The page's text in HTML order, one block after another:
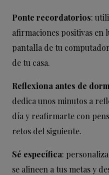
Ponte recordatorios:
afirmaciones positivas en
pantalla de tu
de tu casa.
Reflexiona antes de
dedica unos minutos a
día y reafirmarte con
retos del siguiente.
Sé específica:
se alineen a tus metas y